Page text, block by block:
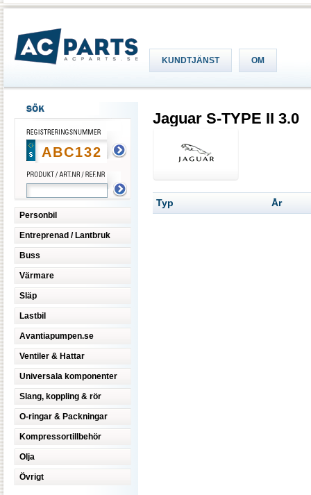
KUNDTJÄNST OM
Personbil
Entreprenad / Lantbruk
Buss
Värmare
Släp
Lastbil
Avantiapumpen.se
Ventiler & Hattar
Universala komponenter
Slang, koppling & rör
O-ringar & Packningar
Kompressortillbehör
Olja
Övrigt
Jaguar S-TYPE II 3.0
Typ År